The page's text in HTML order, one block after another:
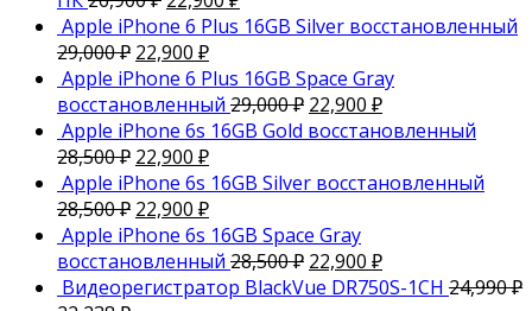
Apple iPhone 6 Plus 16GB Silver восстановленный
29,000₽ 22,900 ₽
Apple iPhone 6 Plus 16GB Space Gray
восстановленный 29,000₽ 22,900 ₽
Apple iPhone 6s 16GB Gold восстановленный
28,500₽ 22,900 ₽
Apple iPhone 6s 16GB Silver восстановленный
28,500₽ 22,900 ₽
Apple iPhone 6s 16GB Space Gray
восстановленный 28,500₽ 22,900 ₽
Видеорегистратор BlackVue DR750S-1CH 24,990₽